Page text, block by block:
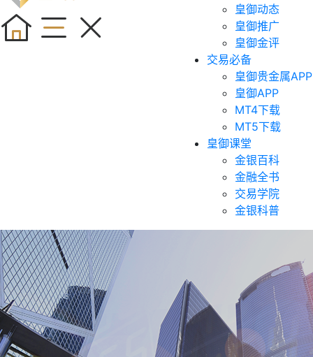
皇御动态
皇御推广
皇御金评
交易必备
皇御贵金属APP
皇御APP
MT4下载
MT5下载
皇御课堂
金银百科
金融全书
交易学院
金银科普